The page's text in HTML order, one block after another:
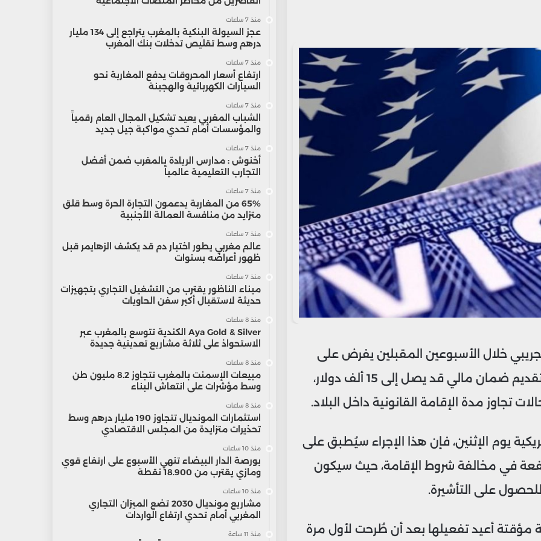
خلال الأسبوعين المقبلين يفرض على
بعض طالبي تأشيرات السياحة والأعمال تقديم ضمان مالي قد يصل إلى 15 ألف دولار،
مدة الإقامة القانونية داخل البلاد.
يوم الإثنين، فإن هذا الإجراء سيُطبق على
في مخالفة شروط الإقامة، حيث سيكون
على التأشيرة.
مؤقتة أعيد تفعيلها بعد أن طُرحت لأول مرة
منذ 7 ساعات
عجز السيولة البنكية بالمغرب يتراجع إلى 134 مليار
درهم وسط تقليص تدخلات بنك المغرب
منذ 7 ساعات
ارتفاع أسعار المحروقات يدفع المغاربة نحو
السيارات الكهربائية والهجينة
منذ 7 ساعات
الشباب المغربي يعيد تشكيل المجال العام رقمياً
والمؤسسات أمام تحدي مواكبة جيل جديد
منذ 7 ساعات
أخنوش : مدارس الريادة بالمغرب ضمن أفضل
التجارب التعليمية عالمياً
منذ 7 ساعات
65% من المغاربة يدعمون التجارة الحرة وسط قلق
متزايد من منافسة العمالة الأجنبية
منذ 7 ساعات
عالم مغربي يطور اختبار دم قد يكشف الزهايمر قبل
ظهور أعراضه بسنوات
منذ 7 ساعات
ميناء الناظور يقترب من التشغيل التجاري بتجهيزات
حديثة لاستقبال أكبر سفن الحاويات
منذ 8 ساعات
Aya Gold & Silver الكندية تتوسع بالمغرب عبر
الاستحواذ على ثلاثة مشاريع تعدينية جديدة
منذ 8 ساعات
مبيعات الإسمنت بالمغرب تتجاوز 8.2 مليون طن
وسط مؤشرات على انتعاش البناء
منذ 8 ساعات
استثمارات المونديال تتجاوز 190 مليار درهم وسط
تحذيرات متزايدة من المجلس الاقتصادي
منذ 10 ساعات
بورصة الدار البيضاء تنهي الأسبوع على ارتفاع قوي
ومازي يقترب من 18.900 نقطة
منذ 10 ساعات
مشاريع مونديال 2030 تضع الميزان التجاري
المغربي أمام تحدي ارتفاع الواردات
منذ 11 ساعة